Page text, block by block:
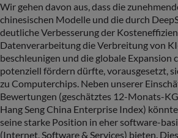
Wir gehen davon aus, dass die
chinesischen Modelle und die durch
deutliche Verbesserung der
Datenverarbeitung die Verbreitung von
beschleunigen und die globale Expansion
potenziell fördern dürfte, vorausgesetzt,
zu Computerchips. Neben unserer
Bewertungen (geschätztes 12-Monats-
Hang Seng China Enterprise Index)
seine starke Position in eher software-
(Internet, Software & Services) bieten.